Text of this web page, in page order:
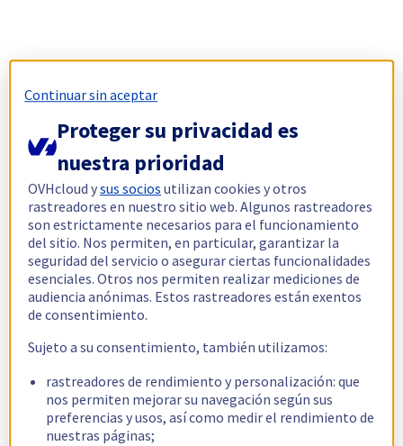
Continuar sin aceptar
Proteger su privacidad es
nuestra prioridad
OVHcloud ysus socios utilizan cookies y otros
rastreadores en nuestro sitio web. Algunos rastreadores
son estrictamente necesarios para el funcionamiento
del sitio. Nos permiten, en particular, garantizar la
seguridad del servicio o asegurar ciertas funcionalidades
esenciales. Otros nos permiten realizar mediciones de
audiencia anónimas. Estos rastreadores están exentos
de consentimiento.
Sujeto a su consentimiento, también utilizamos:
rastreadores de rendimiento y personalización: que
nos permiten mejorar su navegación según sus
preferencias y usos, así como medir el rendimiento de
nuestras páginas;